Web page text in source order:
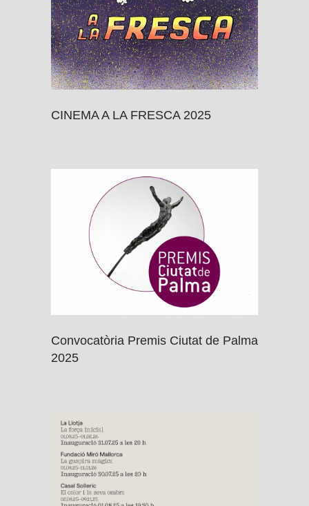
CINEMA A LA FRESCA 2025
Convocatòria Premis Ciutat de Palma
2025